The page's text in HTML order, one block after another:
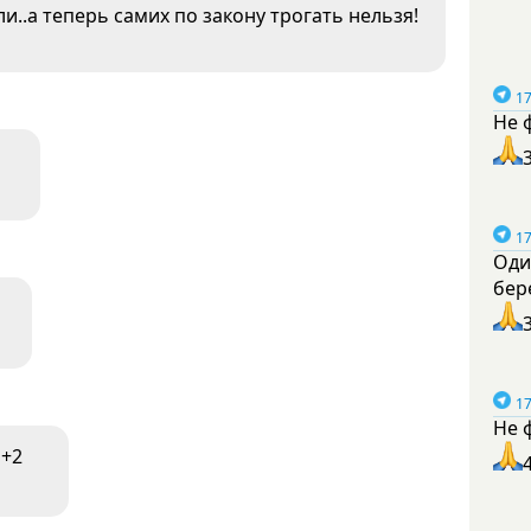
теперь самих по закону трогать нельзя!
+2
Не
Не